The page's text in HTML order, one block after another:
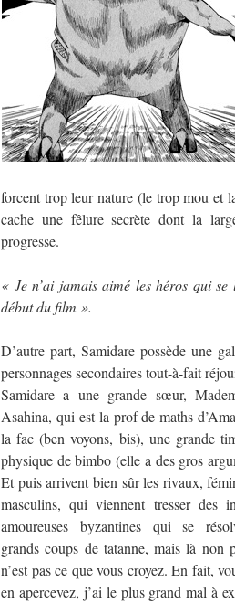
forcent trop leur nature (le trop mou et
cache une fêlure secrète dont la
progresse.
« Je n’ai jamais aimé les héros qui
début du film ».
D’autre part, Samidare possède une
personnages secondaires tout-à-fait
Samidare a une grande sœur,
Asahina, qui est la prof de maths
la fac (ben voyons, bis), une grande
physique de bimbo (elle a des gros
Et puis arrivent bien sûr les rivaux,
masculins, qui viennent tresser des
amoureuses byzantines qui se
grands coups de tatanne, mais là non
n’est pas ce que vous croyez. En fait,
en apercevez, j’ai le plus grand mal à